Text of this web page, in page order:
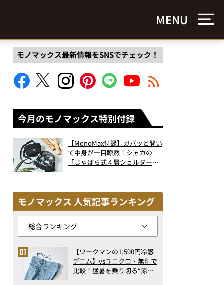
MENU
モノマックス最新情報をSNSでチェック！
今月のモノマックス特別付録
【MonoMax付録】ガバッと開い
て中身が一目瞭然！シャカの
「じゃばら式４層ショルダーバ
モノマックス 人気記事ランキング
【ワークマンの1,590円冷感
デニム】vsユニクロ・無印で
比較！猛暑を乗り切る“涼感